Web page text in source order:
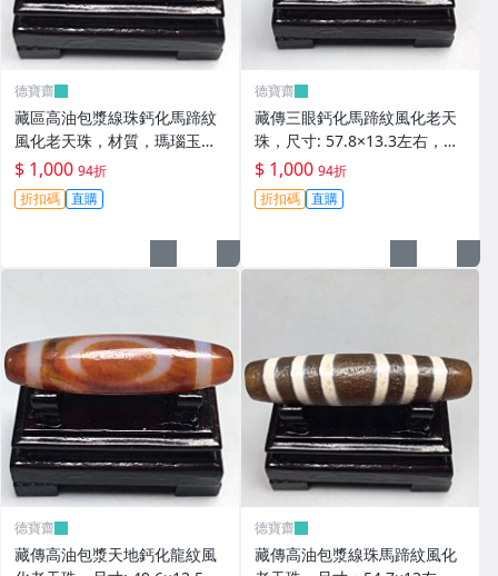
德寶齋
藏區高油包漿線珠鈣化馬蹄紋
風化老天珠，材質，瑪瑙玉
髓，尺寸：49.4×13左 天珠 瑪
瑙 硃砂【德寶齋】408
$ 1,000 94折
折扣碼 直購
德寶齋
藏傳三眼鈣化馬蹄紋風化老天
珠，尺寸: 57.8×13.3左右，材
質：瑪瑙，玉髓， 天珠 瑪瑙
硃砂【德寶齋】407
$ 1,000 94折
折扣碼 直購
德寶齋
藏傳高油包漿天地鈣化龍紋風
德寶齋
藏傳高油包漿線珠馬蹄紋風化